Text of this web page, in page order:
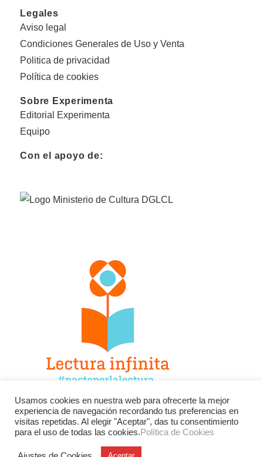
Legales
Aviso legal
Condiciones Generales de Uso y Venta
Politica de privacidad
Política de cookies
Sobre Experimenta
Editorial Experimenta
Equipo
Con el apoyo de:
Facebook Twitter
Instagram
YouTube
LinkedIn Contacto
Usamos cookies en nuestra web para ofrecerte la mejor
experiencia de navegación recordando tus preferencias en
visitas repetidas. Al elegir "Aceptar", das tu consentimiento
para el uso de todas las cookies.Política de Cookies